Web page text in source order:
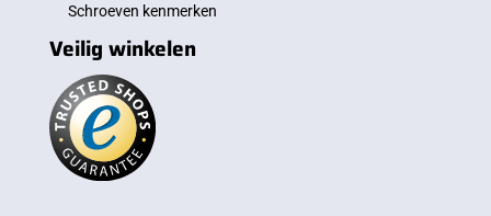
Schroeven kenmerken
Veilig winkelen